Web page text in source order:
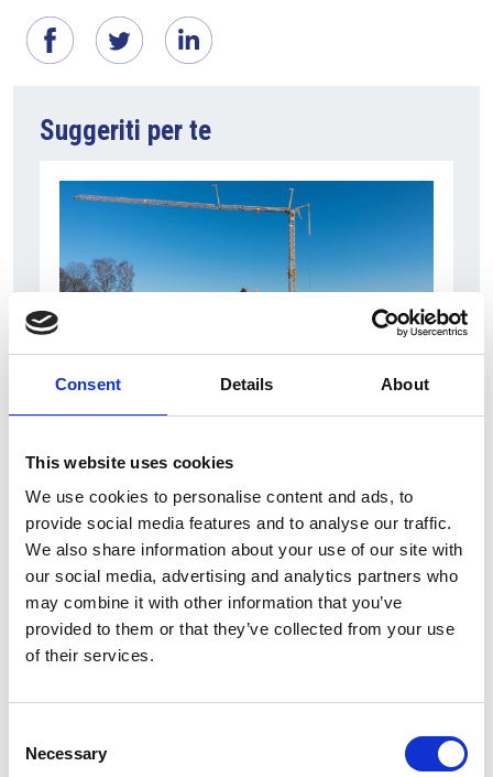
Consent Details About
This website uses cookies
We use cookies to personalise content and ads, to
provide social media features and to analyse our traffic.
We also share information about your use of our site with
our social media, advertising and analytics partners who
may combine it with other information that you’ve
provided to them or that they’ve collected from your use
of their services.
Selection
Necessary
Suggeriti per te
7 Agosto 2026
costruzione di nuove abitazioni
Repubblica Ceca